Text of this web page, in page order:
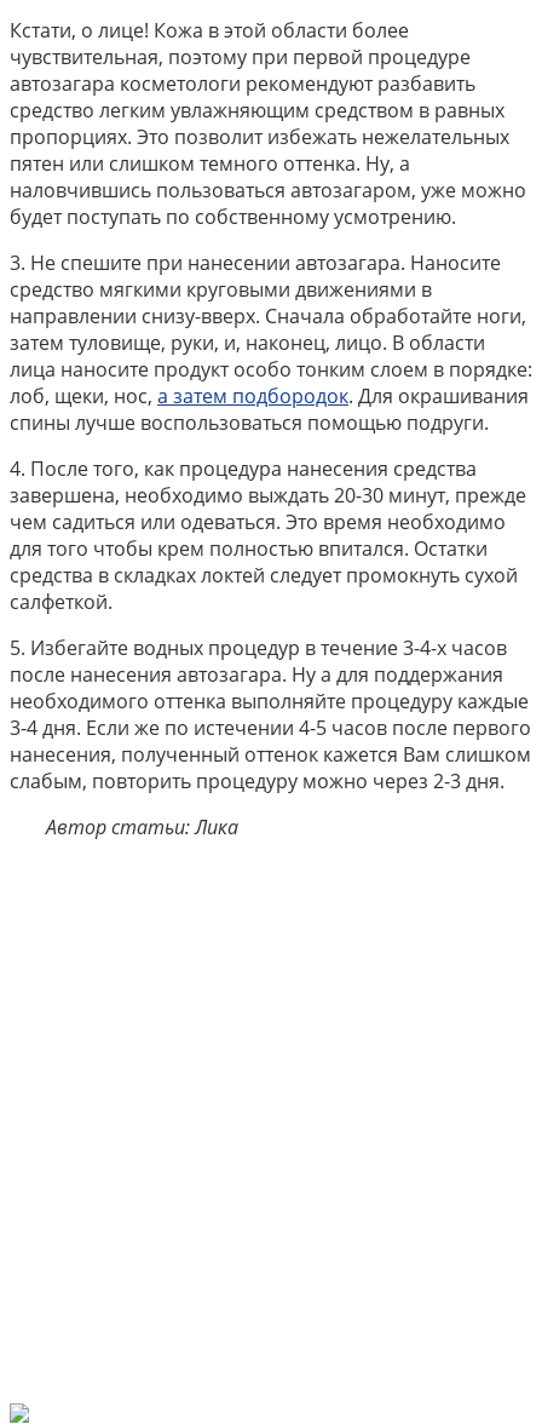
Кстати, о лице! Кожа в этой области более
чувствительная, поэтому при первой процедуре
автозагара косметологи рекомендуют разбавить
средство легким увлажняющим средством в равных
пропорциях. Это позволит избежать нежелательных
пятен или слишком темного оттенка. Ну, а
наловчившись пользоваться автозагаром, уже можно
будет поступать по собственному усмотрению.
3. Не спешите при нанесении автозагара. Наносите
средство мягкими круговыми движениями в
направлении снизу-вверх. Сначала обработайте ноги,
затем туловище, руки, и, наконец, лицо. В области
лица наносите продукт особо тонким слоем в порядке:
лоб, щеки, нос, а затем подбородок. Для окрашивания
спины лучше воспользоваться помощью подруги.
4. После того, как процедура нанесения средства
завершена, необходимо выждать 20-30 минут, прежде
чем садиться или одеваться. Это время необходимо
для того чтобы крем полностью впитался. Остатки
средства в складках локтей следует промокнуть сухой
салфеткой.
5. Избегайте водных процедур в течение 3-4-х часов
после нанесения автозагара. Ну а для поддержания
необходимого оттенка выполняйте процедуру каждые
3-4 дня. Если же по истечении 4-5 часов после первого
нанесения, полученный оттенок кажется Вам слишком
слабым, повторить процедуру можно через 2-3 дня.
Автор статьи: Лика